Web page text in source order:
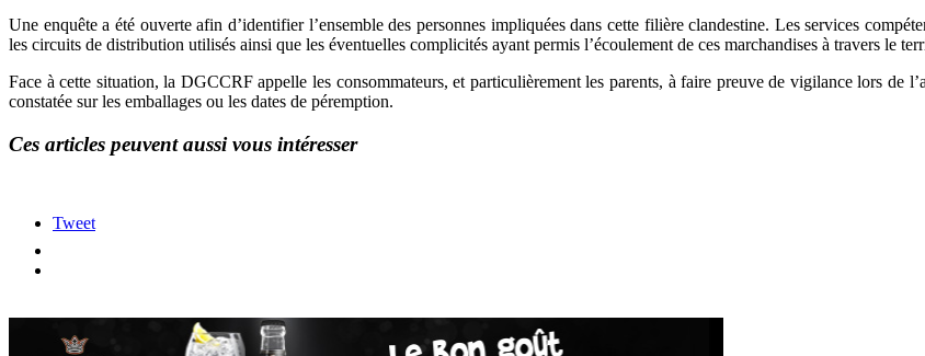
Une enquête a été ouverte afin d’identifier l’ensemble des personnes impliquées dans cette filière clandestine. Les services
les circuits de distribution utilisés ainsi que les éventuelles complicités ayant permis l’écoulement de ces marchandises à travers le
Face à cette situation, la DGCCRF appelle les consommateurs, et particulièrement les parents, à faire preuve de vigilance lors de
constatée sur les emballages ou les dates de péremption.
Ces articles peuvent aussi vous intéresser
Tweet